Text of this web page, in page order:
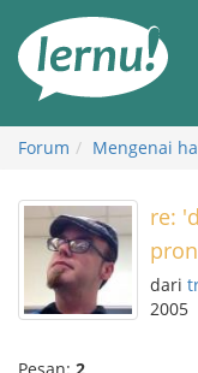
daftar
Forum Mengenai
re:
dari
2005